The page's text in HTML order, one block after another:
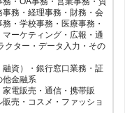
務・経理事務・財務・会
・学校事務・医療事務・
ーケティング・広報・通
クター・データ入力・その
融資）・銀行窓口業務・証
他金融系
家電販売・通信・携帯販
売・コスメ・ファッショ